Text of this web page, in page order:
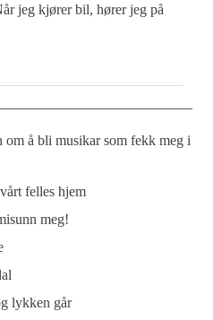
jeg kjører bil, hører jeg på
om å bli musikar som fekk meg i
felles hjem
meg!
lykken går